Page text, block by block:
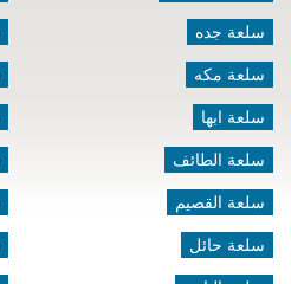
سلعة جده
سلعة مكه
سلعة ابها
سلعة الطائف
سلعة القصيم
سلعة حائل